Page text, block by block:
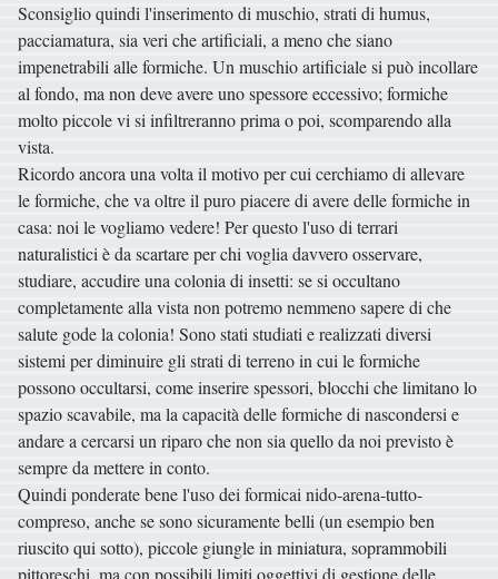
Sconsiglio quindi l'inserimento di muschio, strati di humus,
pacciamatura, sia veri che artificiali, a meno che siano
impenetrabili alle formiche. Un muschio artificiale si può incollare
al fondo, ma non deve avere uno spessore eccessivo; formiche
molto piccole vi si infiltreranno prima o poi, scomparendo alla
vista.
Ricordo ancora una volta il motivo per cui cerchiamo di allevare
le formiche, che va oltre il puro piacere di avere delle formiche in
casa: noi le vogliamo vedere! Per questo l'uso di terrari
naturalistici è da scartare per chi voglia davvero osservare,
studiare, accudire una colonia di insetti: se si occultano
completamente alla vista non potremo nemmeno sapere di che
salute gode la colonia! Sono stati studiati e realizzati diversi
sistemi per diminuire gli strati di terreno in cui le formiche
possono occultarsi, come inserire spessori, blocchi che limitano lo
spazio scavabile, ma la capacità delle formiche di nascondersi e
andare a cercarsi un riparo che non sia quello da noi previsto è
sempre da mettere in conto.
Quindi ponderate bene l'uso dei formicai nido-arena-tutto-
compreso, anche se sono sicuramente belli (un esempio ben
riuscito qui sotto), piccole giungle in miniatura, soprammobili